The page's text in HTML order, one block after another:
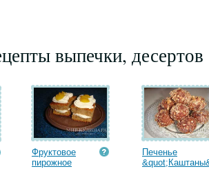
выпечки, десертов
Фруктовое
пирожное
Печенье